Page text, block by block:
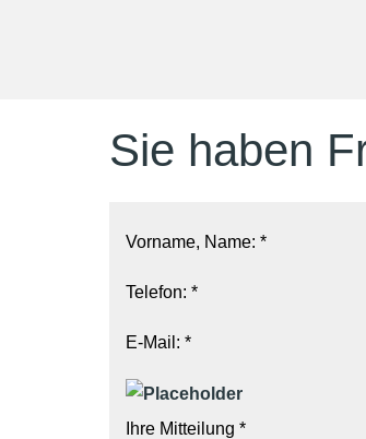
Sie haben
Vorname, Name: *
Telefon: *
E-Mail: *
Ihre Mitteilung *